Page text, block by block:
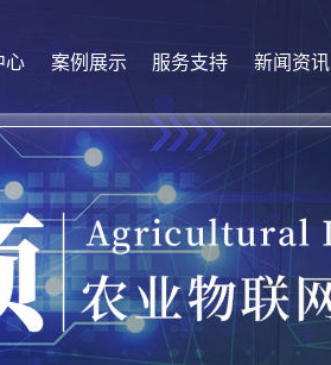
心 案例展示 服务支持 新闻资讯